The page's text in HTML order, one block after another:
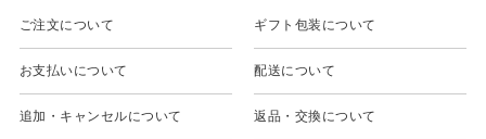
ご注文について ギフト包装について
お支払いについて 配送について
追加・キャンセルについて 返品・交換について